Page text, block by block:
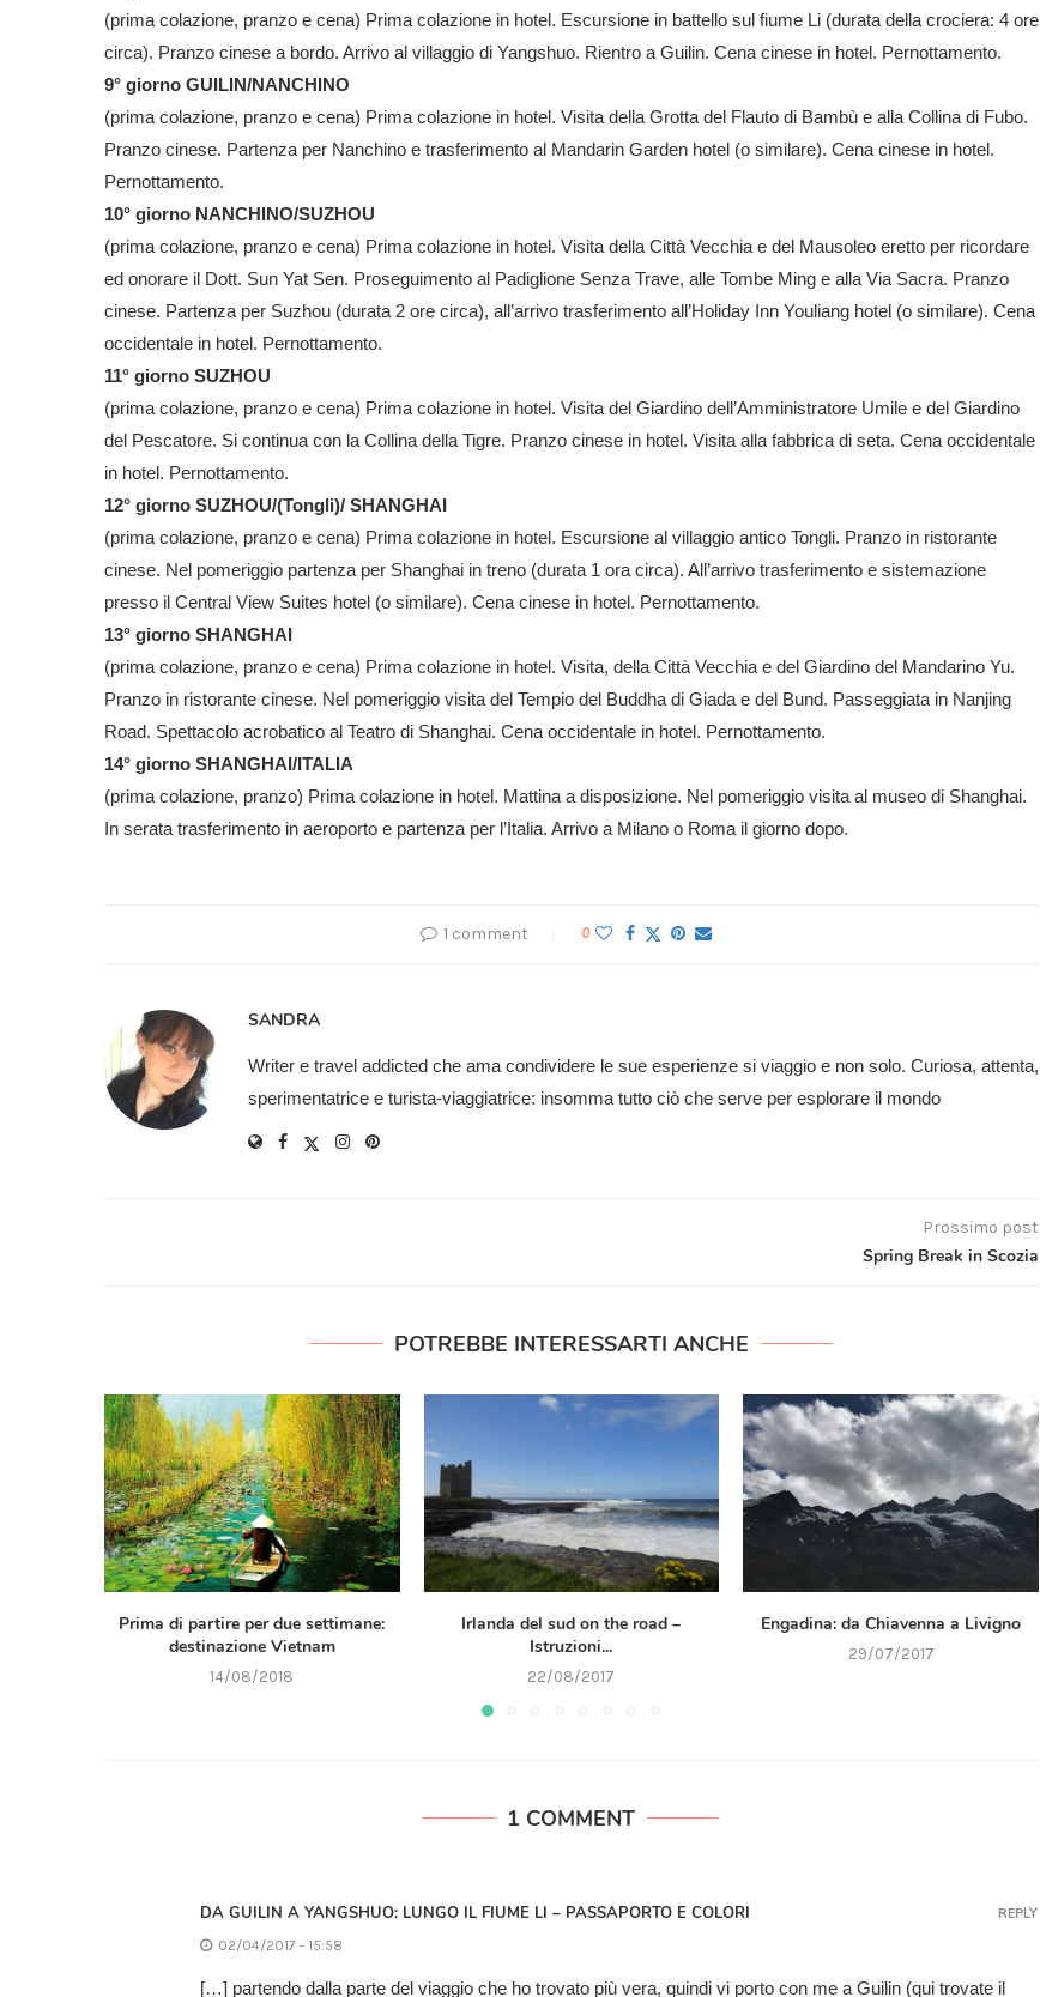
(prima colazione, pranzo e cena) Prima colazione in hotel. Escursione in battello sul fiume Li (durata della crociera: 4 ore
circa). Pranzo cinese a bordo. Arrivo al villaggio di Yangshuo. Rientro a Guilin. Cena cinese in hotel. Pernottamento.
9° giorno GUILIN/NANCHINO
(prima colazione, pranzo e cena) Prima colazione in hotel. Visita della Grotta del Flauto di Bambù e alla Collina di Fubo.
Pranzo cinese. Partenza per Nanchino e trasferimento al Mandarin Garden hotel (o similare). Cena cinese in hotel.
Pernottamento.
10° giorno NANCHINO/SUZHOU
(prima colazione, pranzo e cena) Prima colazione in hotel. Visita della Città Vecchia e del Mausoleo eretto per ricordare
ed onorare il Dott. Sun Yat Sen. Proseguimento al Padiglione Senza Trave, alle Tombe Ming e alla Via Sacra. Pranzo
cinese. Partenza per Suzhou (durata 2 ore circa), all’arrivo trasferimento all’Holiday Inn Youliang hotel (o similare). Cena
occidentale in hotel. Pernottamento.
11° giorno SUZHOU
(prima colazione, pranzo e cena) Prima colazione in hotel. Visita del Giardino dell’Amministratore Umile e del Giardino
del Pescatore. Si continua con la Collina della Tigre. Pranzo cinese in hotel. Visita alla fabbrica di seta. Cena occidentale
in hotel. Pernottamento.
12° giorno SUZHOU/(Tongli)/ SHANGHAI
(prima colazione, pranzo e cena) Prima colazione in hotel. Escursione al villaggio antico Tongli. Pranzo in ristorante
cinese. Nel pomeriggio partenza per Shanghai in treno (durata 1 ora circa). All’arrivo trasferimento e sistemazione
presso il Central View Suites hotel (o similare). Cena cinese in hotel. Pernottamento.
13° giorno SHANGHAI
(prima colazione, pranzo e cena) Prima colazione in hotel. Visita, della Città Vecchia e del Giardino del Mandarino Yu.
Pranzo in ristorante cinese. Nel pomeriggio visita del Tempio del Buddha di Giada e del Bund. Passeggiata in Nanjing
Road. Spettacolo acrobatico al Teatro di Shanghai. Cena occidentale in hotel. Pernottamento.
14° giorno SHANGHAI/ITALIA
(prima colazione, pranzo) Prima colazione in hotel. Mattina a disposizione. Nel pomeriggio visita al museo di Shanghai.
In serata trasferimento in aeroporto e partenza per l’Italia. Arrivo a Milano o Roma il giorno dopo.
1 comment 0
SANDRA
Writer e travel addicted che ama condividere le sue esperienze si viaggio e non solo. Curiosa, attenta,
sperimentatrice e turista-viaggiatrice: insomma tutto ciò che serve per esplorare il mondo
Prossimo post
Spring Break in Scozia
POTREBBE INTERESSARTI ANCHE
Prima di partire per due settimane:
destinazione Vietnam
14/08/2018
Irlanda del sud on the road –
Istruzioni...
22/08/2017
Engadina: da Chiavenna a Livigno
29/07/2017
1 COMMENT
DA GUILIN A YANGSHUO: LUNGO IL FIUME LI – PASSAPORTO E COLORI
02/04/2017 - 15:58
[…] partendo dalla parte del viaggio che ho trovato più vera, quindi vi porto con me a Guilin (qui trovate il
REPLY